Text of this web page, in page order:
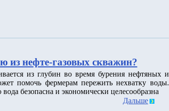
из нефте-газовых скважин?
из глубин во время бурения нефтяных и
помочь фермерам пережить нехватку воды.
вода безопасна и экономически целесообразна
Дальше